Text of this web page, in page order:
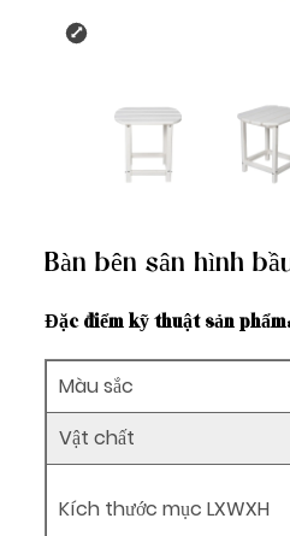
Bàn bên sân hình
Đặc điểm kỹ thuật sản phẩm:
Màu sắc
Vật chất
Kích thước mục LXWXH